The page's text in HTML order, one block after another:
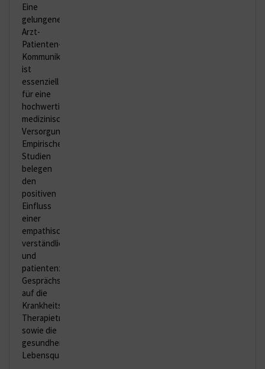
Eine
gelungene
Arzt-
Patienten-
Kommunikation
ist
essenziell
für eine
hochwertige
medizinische
Versorgung.
Empirische
Studien
belegen
den
positiven
Einfluss
einer
empathischen,
verständlichen
und
patientenzentrierten
Gesprächsführung
auf die
Krankheitsbewältigung,
Therapietreue
sowie die
gesundheitsbezogene
Lebensqualität.